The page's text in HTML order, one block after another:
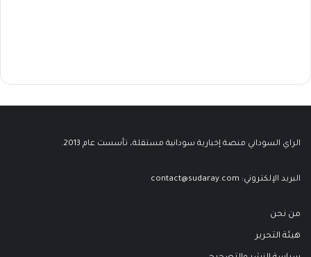
الراي السوداني منصة إخبارية سودانية مستقلة، تأسست عام 2013.
البريد الإلكتروني: contact@sudaray.com
من نحن
هيئة التحرير